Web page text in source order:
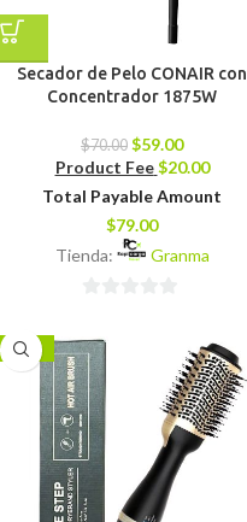
Secador de Pelo CONAIR con
Concentrador 1875W
$70.00 $59.00
Product Fee $20.00
Total Payable Amount
$79.00
Tienda:
Granma
de
5
-25%